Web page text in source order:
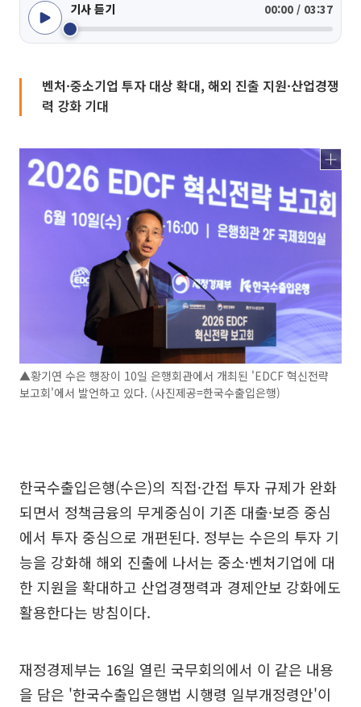
기사 듣기 00:00 / 03:37
벤처·중소기업 투자 대상 확대, 해외 진출 지원·산업경쟁
력 강화 기대
▲황기연 수은 행장이 10일 은행회관에서 개최된 'EDCF 혁신전략
보고회'에서 발언하고 있다. (사진제공=한국수출입은행)
한국수출입은행(수은)의 직접·간접 투자 규제가 완화
되면서 정책금융의 무게중심이 기존 대출·보증 중심
에서 투자 중심으로 개편된다. 정부는 수은의 투자 기
능을 강화해 해외 진출에 나서는 중소·벤처기업에 대
한 지원을 확대하고 산업경쟁력과 경제안보 강화에도
활용한다는 방침이다.
재정경제부는 16일 열린 국무회의에서 이 같은 내용
을 담은 '한국수출입은행법 시행령 일부개정령안'이